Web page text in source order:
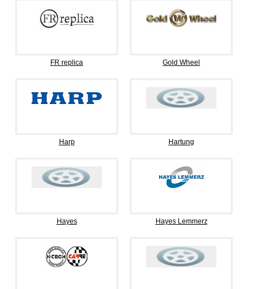
FR replica Gold Wheel
Harp Hartung
Hayes Hayes Lemmerz